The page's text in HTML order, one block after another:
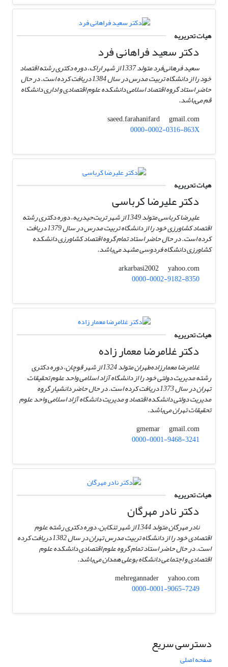
هیات تحریریه
دکتر سعید فراهانی فرد
سعید فرهانی‌فرد متولد 1337 از شهر اراک، دوره دکتری رشته اقتصاد
خود را از دانشگاه تربیت مدرس در سال 1384 دریافت کرده است. در حال
حاضر استاد گروه اقتصاد اسلامی دانشکده علوم اقتصادی و اداری دانشگاه
قم می‌باشد.
saeed.farahanifard
gmail.com
0000-0002-0316-863X
هیات تحریریه
دکتر علیرضا کرباسی
علیرضا کرباسی متولد 1349 از شهر تربت‌حیدریه، دوره دکتری رشته
اقتصاد کشاورزی خود را از دانشگاه تربیت مدرس در سال 1379 دریافت
کرده است. در حال حاضر استاد تمام گروه اقتصاد کشاورزی دانشکده
کشاورزی دانشگاه فردوسی مشهد می‌باشد.
arkarbasi2002
yahoo.com
0000-0002-9182-8350
هیات تحریریه
دکتر غلامرضا معمار زاده
غلامرضا معمارزاده‌طهران متولد 1324 از شهر قوچان، دوره دکتری
رشته مدیریت دولتی خود را از دانشگاه آزاد اسلامی واحد علوم تحقیقات
تهران در سال 1373 دریافت کرده است. در حال حاضر دانشیار گروه
مدیریت دولتی دانشکده اقتصاد و مدیریت دانشگاه آزاد اسلامی واحد علوم
تحقیقات تهران می‌باشد.
gmemar
gmail.com
0000-0001-9468-3241
هیات تحریریه
دکتر نادر مهرگان
نادر مهرگان متولد 1344 از شهر تنکابن، دوره دکتری رشته علوم
اقتصادی خود را از دانشگاه تربیت مدرس تهران در سال 1382 دریافت کرده
است. در حال حاضر استاد تمام گروه علوم اقتصادی دانشکده علوم
اقتصادی و اجتماعی دانشگاه بوعلی همدان می‌باشد.
mehregannader
yahoo.com
0000-0001-9065-7249
دسترسی سریع
صفحه اصلی